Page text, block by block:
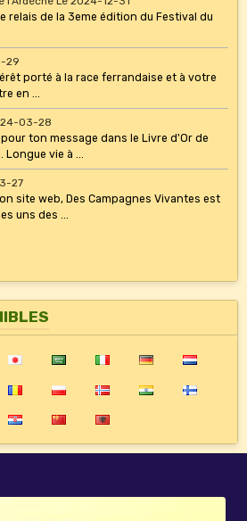
relais de la 3eme édition du Festival du
29
porté à la race ferrandaise et à votre
en ...
03-28
ton message dans le Livre d'Or de
Longue vie à ...
27
site web, Des Campagnes Vivantes est
uns des ...